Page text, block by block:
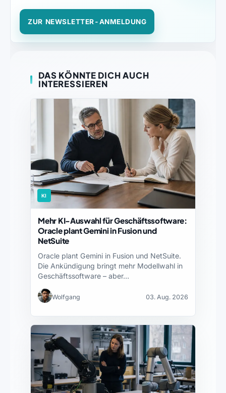
ZUR NEWSLETTER-ANMELDUNG
DAS KÖNNTE DICH AUCH
INTERESSIEREN
KI
Mehr KI-Auswahl für Geschäftssoftware:
Oracle plant Gemini in Fusion und
NetSuite
Oracle plant Gemini in Fusion und NetSuite.
Die Ankündigung bringt mehr Modellwahl in
Geschäftssoftware – aber…
Wolfgang 03. Aug. 2026